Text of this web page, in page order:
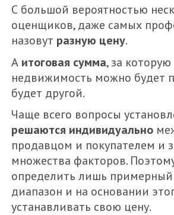
ГОСТЕВЫЕ МАТЕРИАЛЫ
ДАЧА
ЗЕМЕЛЬНЫЙ УЧАСТОК
КВАРТИРА
НЕЖИЛОЕ ПОМЕЩЕНИЕ
НОВОСТИ
ОЦЕНКА НЕДВИЖИМОСТИ
С большой вероятностью
оценщиков, даже самых
назовут разную цену.
А итоговая сумма, за которую
недвижимость можно будет
будет другой.
Чаще всего вопросы
решаются индивидуально
продавцом и покупателем и
множества факторов.
определить лишь
диапазон и на основании
устанавливать свою цену.